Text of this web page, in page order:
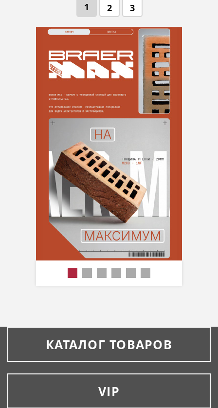
1 2 3
КАТАЛОГ ТОВАРОВ
VIP